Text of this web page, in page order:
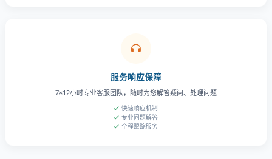
服务响应保障
7×12小时专业客服团队，随时为您解答疑问、处理问题
快速响应机制
专业问题解答
全程跟踪服务